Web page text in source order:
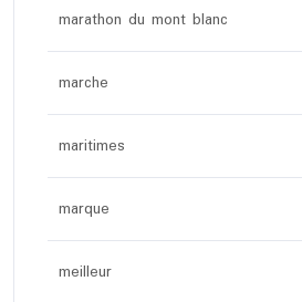
marathon du mont blanc
marche
maritimes
marque
meilleur